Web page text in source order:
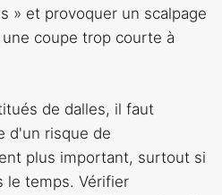
» et provoquer un scalpage
coupe trop courte à
de dalles, il faut
d'un risque de
plus important, surtout si
le temps. Vérifier